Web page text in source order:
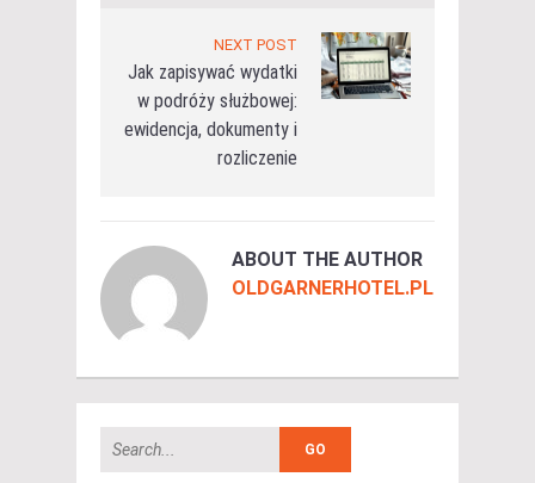
NEXT POST
Jak zapisywać wydatki
w podróży służbowej:
ewidencja, dokumenty i
rozliczenie
ABOUT THE AUTHOR
OLDGARNERHOTEL.PL